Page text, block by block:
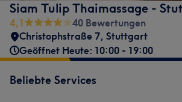
Siam Tulip Thaimassage -
4,1
40 Bewertungen
Christophstraße 7, Stuttgart
Geöffnet Heute: 10:00 - 19:00
Beliebte Services